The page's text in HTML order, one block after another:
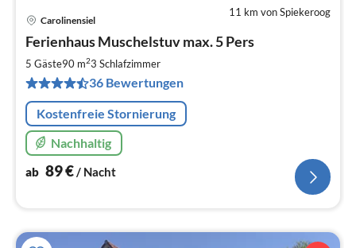
11 km von Spiekeroog
Carolinensiel
Ferienhaus Muschelstuv max. 5 Pers
5 Gäste90 m23 Schlafzimmer
36 Bewertungen
Kostenfreie Stornierung
Nachhaltig
ab 89€/ Nacht